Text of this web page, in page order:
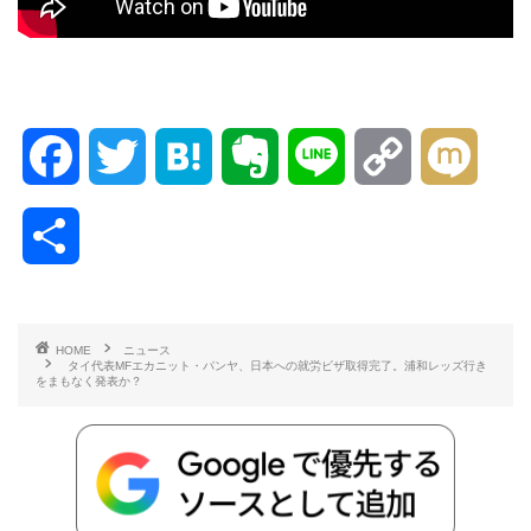
b
o
r t n
HOME
ニュース
タイ代表MFエカニット・パンヤ、日本への就労ビザ取得完了。浦和レッズ行き
をまもなく発表か？